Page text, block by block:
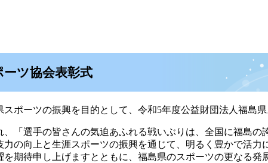
ーツ協会表彰式
ポーツの振興を目的として、令和5年度公益財団法人福島県
「選手の皆さんの気迫あふれる戦いぶりは、全国に福島の
の向上と生涯スポーツの振興を通じて、明るく豊かで活力
期待申し上げますとともに、福島県のスポーツの更なる